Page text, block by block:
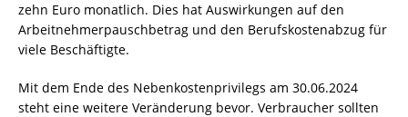
zehn Euro monatlich. Dies hat Auswirkungen auf den
Arbeitnehmerpauschbetrag und den Berufskostenabzug für
viele Beschäftigte.
Mit dem Ende des Nebenkostenprivilegs am 30.06.2024
steht eine weitere Veränderung bevor. Verbraucher sollten